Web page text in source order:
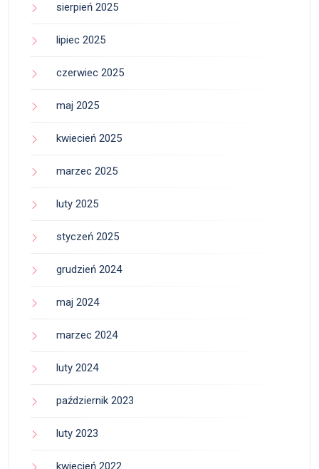
sierpień 2025
lipiec 2025
czerwiec 2025
maj 2025
kwiecień 2025
marzec 2025
luty 2025
styczeń 2025
grudzień 2024
maj 2024
marzec 2024
luty 2024
październik 2023
luty 2023
kwiecień 2022